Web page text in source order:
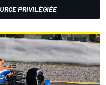
PRIVILÉGIÉE